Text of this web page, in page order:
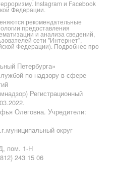
Instagram и Facebook
Федерации.
рекомендательные
предоставления
и анализа сведений,
сети "Интернет",
Федерации). Подробнее про
Петербурга»
по надзору в сфере
Регистрационный
Олеговна. Учредители:
округ
пом. 1-Н
243 15 06